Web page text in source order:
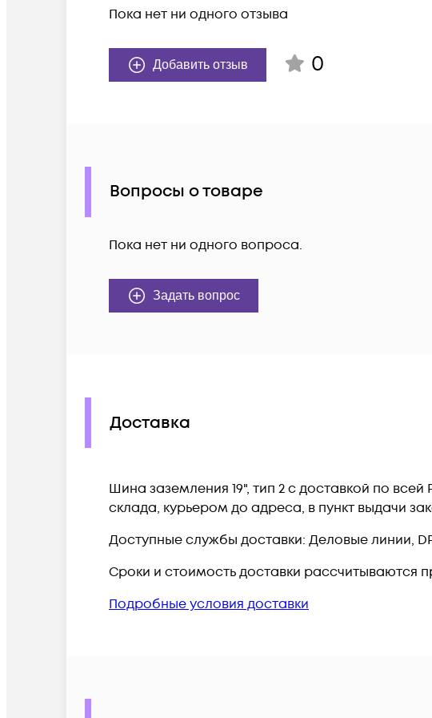
Пока нет ни одного отзыва
Добавить отзыв 0
Вопросы о товаре
Пока нет ни одного вопроса.
Задать вопрос
Доставка
Шина заземления 19", тип 2 c доставкой по
склада, курьером до адреса, в пункт выдачи
Доступные службы доставки: Деловые линии,
Сроки и стоимость доставки рассчитываются
Подробные условия доставки